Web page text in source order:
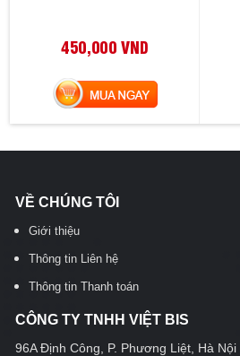
450,000 VND
MUA NGAY
VỀ CHÚNG TÔI
Giới thiệu
Thông tin Liên hệ
Thông tin Thanh toán
CÔNG TY TNHH VIỆT BIS
96A Định Công, P. Phương Liệt, Hà Nội